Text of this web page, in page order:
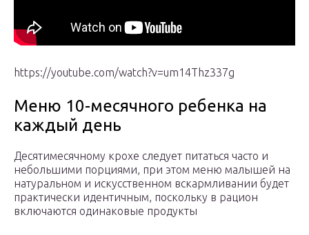
https://youtube.com/watch?v=um14Thz337g
Меню 10-месячного ребенка на
каждый день
Десятимесячному крохе следует питаться часто и
небольшими порциями, при этом меню малышей на
натуральном и искусственном вскармливании будет
практически идентичным, поскольку в рацион
включаются одинаковые продукты